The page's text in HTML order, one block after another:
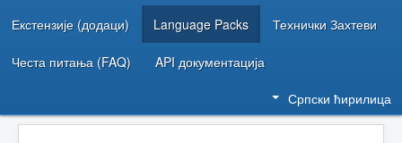
Екстензије (додаци) Language Packs Технички Захтеви
Честа питања (FAQ) API документација
Српски ћирилица